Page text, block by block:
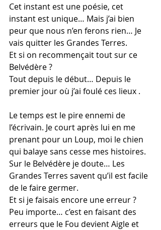
Cet instant est une poésie, cet
instant est unique… Mais j’ai bien
peur que nous n’en ferons rien… Je
vais quitter les Grandes Terres.
Et si on recommençait tout sur ce
Belvédère ?
Tout depuis le début… Depuis le
premier jour où j’ai foulé ces lieux .
Le temps est le pire ennemi de
l’écrivain. Je court après lui en me
prenant pour un Loup, moi le chien
qui balaye sans cesse mes histoires.
Sur le Belvédère je doute… Les
Grandes Terres savent qu’il est facile
de le faire germer.
Et si je faisais encore une erreur ?
Peu importe… c’est en faisant des
erreurs que le Fou devient Aigle et